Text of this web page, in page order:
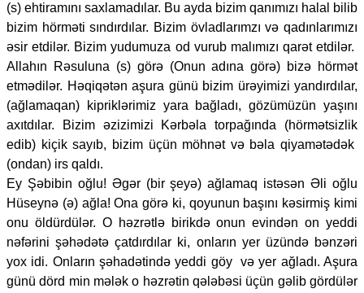
(s) ehtiramını saxlamadılar. Bu ayda bizim qanımızı halal bilib
bizim hörməti sındırdılar. Bizim övladlarımzı və qadınlarımızı
əsir etdilər. Bizim yudumuza od vurub malımızı qarət etdilər.
Allahın Rəsuluna (s) görə (Onun adına görə) bizə hörmət
etmədilər. Həqiqətən aşura günü bizim ürəyimizi yandırdılar,
(ağlamaqan) kipriklərimiz yara bağladı, gözümüzün yaşını
axıtdılar. Bizim əzizimizi Kərbəla torpağında (hörmətsizlik
edib) kiçik sayıb, bizim üçün möhnət və bəla qiyamətədək
(ondan) irs qaldı.
Ey Şəbibin oğlu! Əgər (bir şeyə) ağlamaq istəsən Əli oğlu
Hüseynə (ə) ağla! Ona görə ki, qoyunun başını kəsirmiş kimi
onu öldürdülər. O həzrətlə birikdə onun evindən on yeddi
nəfərini şəhədətə çatdırdılar ki, onların yer üzündə bənzəri
yox idi. Onların şəhadətində yeddi göy və yer ağladı. Aşura
günü dörd min mələk o həzrətin qələbəsi üçün gəlib gördülər